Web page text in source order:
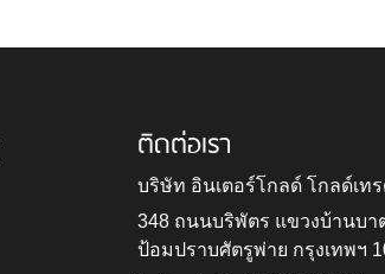
ติดต่อเรา
บริษัท อินเตอร์โกลด์ โกลด์เท
348 ถนนบริพัตร แขวงบ้านบา
ป้อมปราบศัตรูพ่าย กรุงเทพฯ